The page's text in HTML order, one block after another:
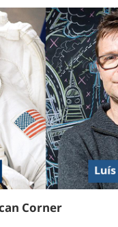
Corner